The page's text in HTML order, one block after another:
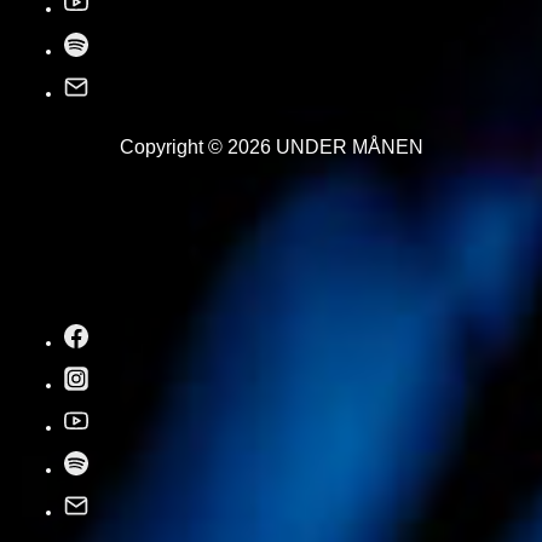
Copyright © 2026 UNDER MÅNEN